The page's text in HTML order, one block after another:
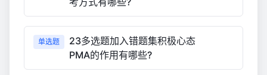
单选题
23多选题加入错题集积极心态
PMA的作用有哪些?